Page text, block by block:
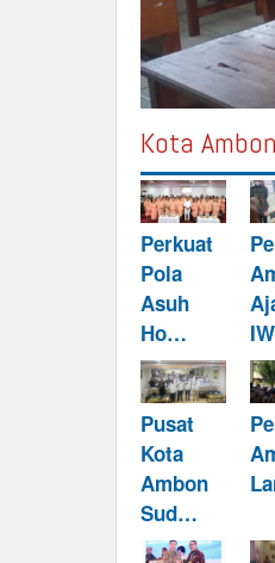
Kota Ambon
Perkuat
Pola
Asuh
Ho…
Pusat
Kota
Ambon
Sud…